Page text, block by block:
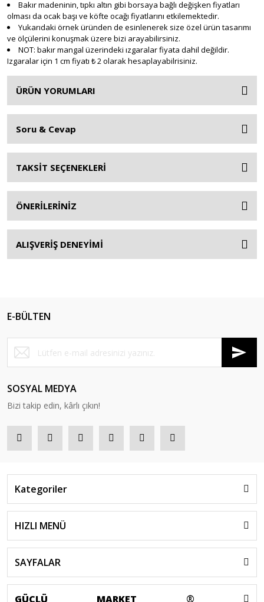
Bakır madeninin, tıpkı altın gibi borsaya bağlı değişken fiyatları
olması da ocak başı ve köfte ocağı fiyatlarını etkilemektedir.
Yukarıdaki örnek üründen de esinlenerek size özel ürün tasarımı
ve ölçülerini konuşmak üzere bizi arayabilirsiniz.
NOT: bakır mangal üzerindeki ızgaralar fiyata dahil değildir.
Izgaralar için 1 cm fiyatı ₺ 2 olarak hesaplayabilrisiniz.
ÜRÜN YORUMLARI
Soru & Cevap
TAKSİT SEÇENEKLERİ
ÖNERİLERİNİZ
ALIŞVERİŞ DENEYİMİ
E-BÜLTEN
SOSYAL MEDYA
Bizi takip edin, kârlı çıkın!
Kategoriler
HIZLI MENÜ
SAYFALAR
GÜÇLÜ MARKET ®